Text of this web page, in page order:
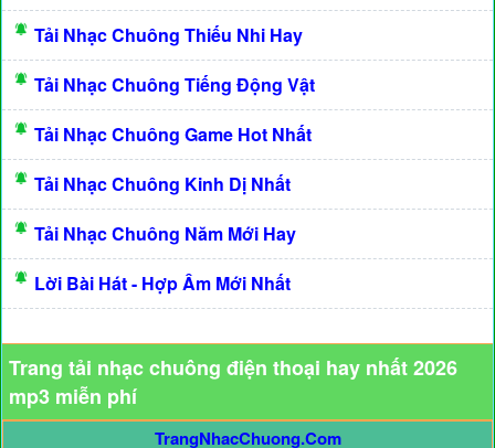
Tải Nhạc Chuông Thiếu Nhi Hay
Tải Nhạc Chuông Tiếng Động Vật
Tải Nhạc Chuông Game Hot Nhất
Tải Nhạc Chuông Kinh Dị Nhất
Tải Nhạc Chuông Năm Mới Hay
Lời Bài Hát - Hợp Âm Mới Nhất
Trang tải nhạc chuông điện thoại hay nhất 2026
mp3 miễn phí
TrangNhacChuong.Com